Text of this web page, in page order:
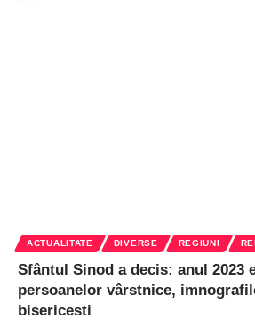
ACTUALITATE DIVERSE REGIUNI
Sfântul Sinod a decis: anul 2023
persoanelor vârstnice,
bisericesti